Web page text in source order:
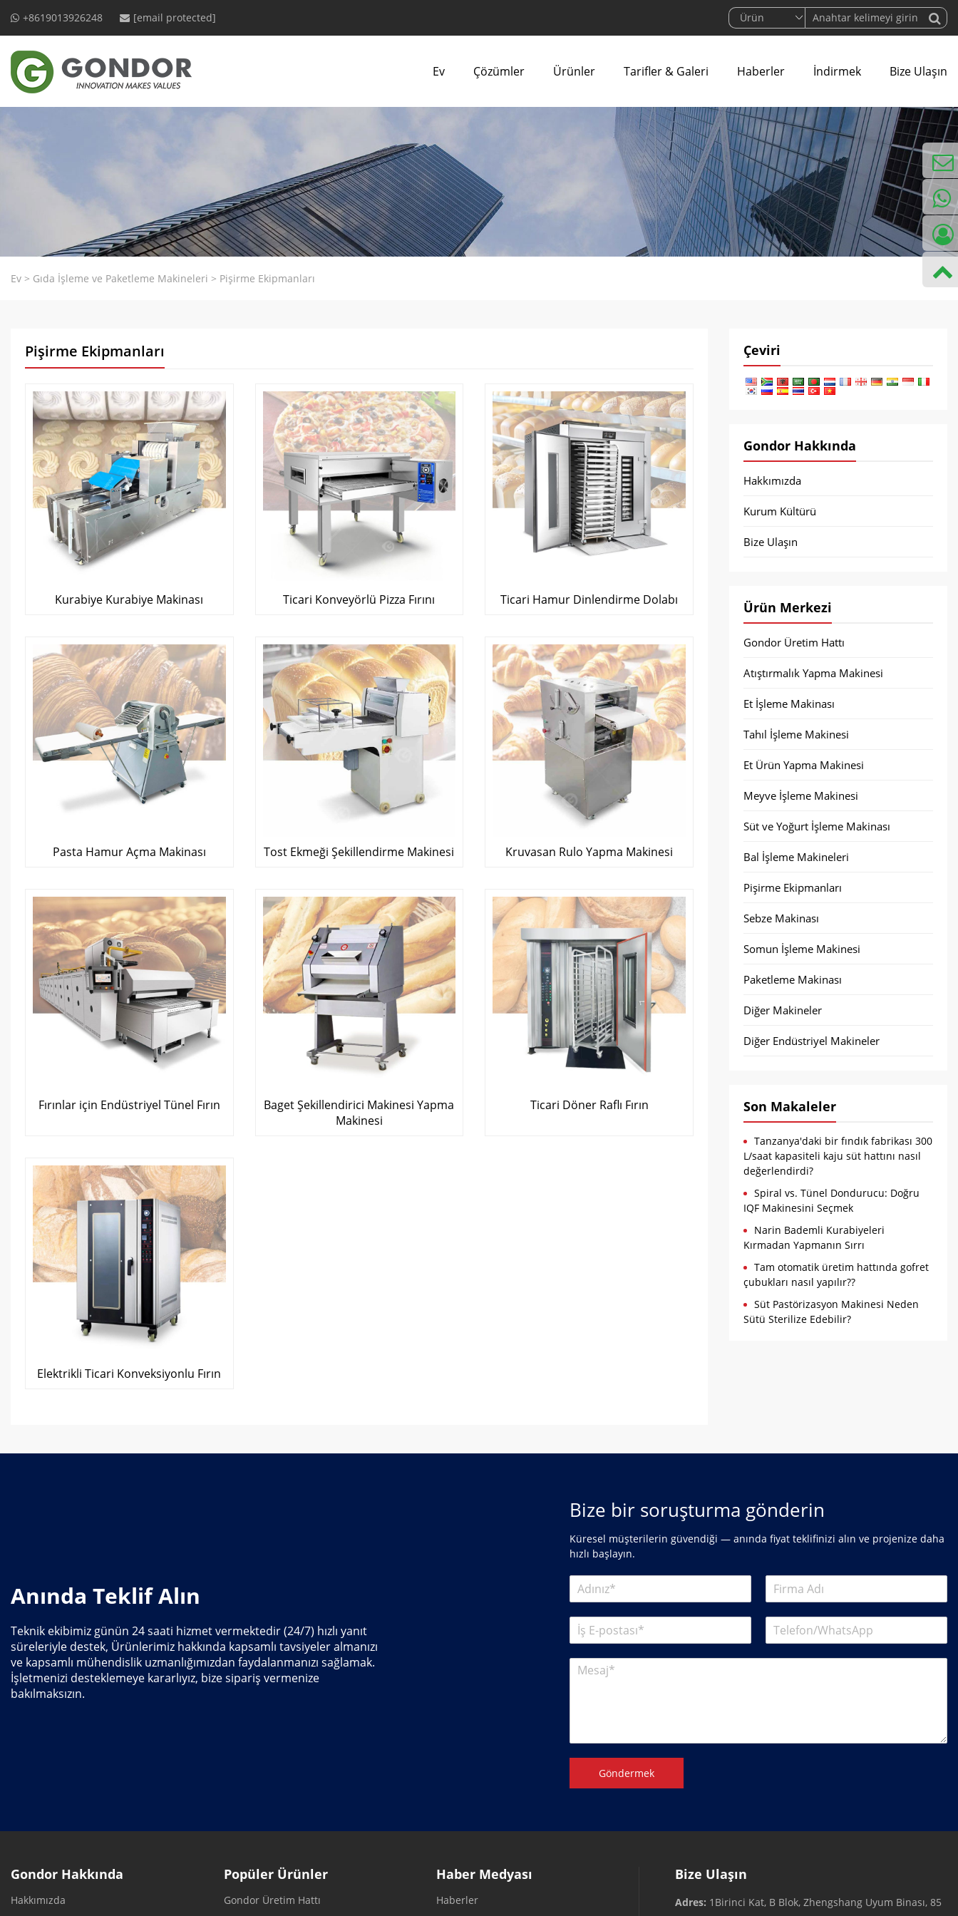
+8619013926248 [email protected]
Ev Çözümler Ürünler Tarifler & Galeri Haberler İndirmek Bize Ulaşın
Ev > Gıda İşleme ve Paketleme Makineleri > Pişirme Ekipmanları
Pişirme Ekipmanları
Kurabiye Kurabiye Makinası Ticari Konveyörlü Pizza Fırını Ticari Hamur Dinlendirme Dolabı
Pasta Hamur Açma Makinası Tost Ekmeği Şekillendirme Makinesi Kruvasan Rulo Yapma Makinesi
Fırınlar için Endüstriyel Tünel Fırın
Baget Şekillendirici Makinesi Yapma
Makinesi
Ticari Döner Raflı Fırın
Elektrikli Ticari Konveksiyonlu Fırın
Çeviri
Gondor Hakkında
Hakkımızda
Kurum Kültürü
Bize Ulaşın
Ürün Merkezi
Gondor Üretim Hattı
Atıştırmalık Yapma Makinesi
Et İşleme Makinası
Tahıl İşleme Makinesi
Et Ürün Yapma Makinesi
Meyve İşleme Makinesi
Süt ve Yoğurt İşleme Makinası
Bal İşleme Makineleri
Pişirme Ekipmanları
Sebze Makinası
Somun İşleme Makinesi
Paketleme Makinası
Diğer Makineler
Diğer Endüstriyel Makineler
Son Makaleler
Tanzanya'daki bir fındık fabrikası 300
L/saat kapasiteli kaju süt hattını nasıl
değerlendirdi?
Spiral vs. Tünel Dondurucu: Doğru
IQF Makinesini Seçmek
Narin Bademli Kurabiyeleri
Kırmadan Yapmanın Sırrı
Tam otomatik üretim hattında gofret
çubukları nasıl yapılır??
Süt Pastörizasyon Makinesi Neden
Sütü Sterilize Edebilir?
Anında Teklif Alın
Teknik ekibimiz günün 24 saati hizmet vermektedir (24/7) hızlı yanıt
süreleriyle destek, Ürünlerimiz hakkında kapsamlı tavsiyeler almanızı
ve kapsamlı mühendislik uzmanlığımızdan faydalanmanızı sağlamak.
İşletmenizi desteklemeye kararlıyız, bize sipariş vermenize
bakılmaksızın.
Bize bir soruşturma gönderin
Küresel müşterilerin güvendiği — anında fiyat teklifinizi alın ve projenize daha
hızlı başlayın.
Göndermek
Gondor Hakkında
Hakkımızda
Popüler Ürünler
Gondor Üretim Hattı
Haber Medyası
Haberler
Bize Ulaşın
Adres: 1Birinci Kat, B Blok, Zhengshang Uyum Binası, 85